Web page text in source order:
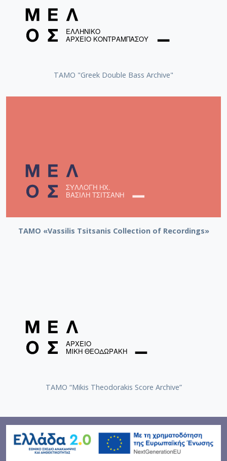
ΤΑΜΟ "Greek Double Bass Archive"
TAMO «Vassilis Tsitsanis Collection of Recordings»
TAMO “Mikis Theodorakis Score Archive”